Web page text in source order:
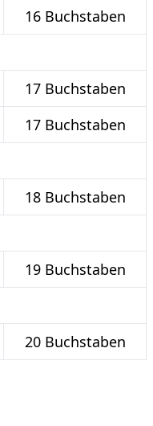
16 Buchstaben
17 Buchstaben
17 Buchstaben
18 Buchstaben
19 Buchstaben
20 Buchstaben